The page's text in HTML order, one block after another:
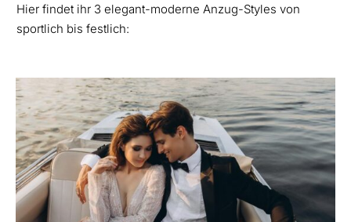
Hier findet ihr 3 elegant-moderne Anzug-Styles von
sportlich bis festlich: